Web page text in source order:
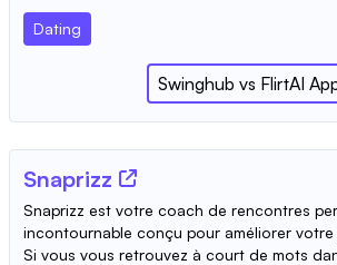
Dating
Swinghub vs FlirtAI
Snaprizz
Snaprizz est votre coach de rencontres
incontournable conçu pour améliorer
Si vous vous retrouvez à court de mots